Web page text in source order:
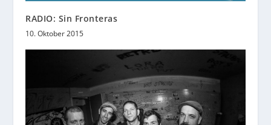
RADIO: Sin Fronteras
10. Oktober 2015